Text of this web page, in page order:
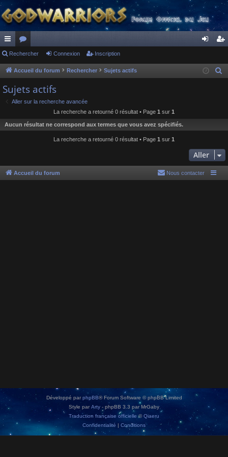
ac
co
ur
ci
or
u
s
ne cri
Rechercher Connexion Inscription
Accueil du forum Rechercher Sujets actifs
h
e
Sujets actifs
Aller sur la recherche avancée
La recherche a retourné 0 résultat • Page 1 sur 1
Aucun résultat ne correspond aux termes que vous avez spécifiés.
La recherche a retourné 0 résultat • Page 1 sur 1
Aller
Accueil du forum Nous contacter
Développé par phpBB® Forum Software © phpBB Limited
Style parArty - phpBB 3.3 par MrGaby
Traduction française officielle ©Qiaeru
Confidentialité | Conditions